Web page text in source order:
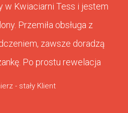
w Kwiaciarni Tess i jestem
Przemiła obsługa z
zawsze doradzą
Po prostu rewelacja
- stały Klient